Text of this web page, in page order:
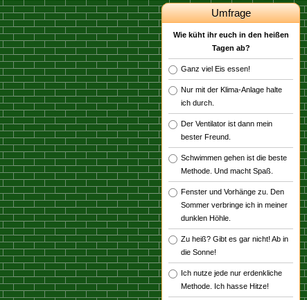
Umfrage
Wie küht ihr euch in den heißen
Tagen ab?
Ganz viel Eis essen!
Nur mit der Klima-Anlage halte
ich durch.
Der Ventilator ist dann mein
bester Freund.
Schwimmen gehen ist die beste
Methode. Und macht Spaß.
Fenster und Vorhänge zu. Den
Sommer verbringe ich in meiner
dunklen Höhle.
Zu heiß? Gibt es gar nicht! Ab in
die Sonne!
Ich nutze jede nur erdenkliche
Methode. Ich hasse Hitze!